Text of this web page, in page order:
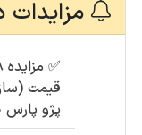
مزایدات
✅
پژو پارس 400 تومنی